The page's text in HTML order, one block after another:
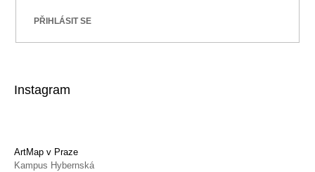
PŘIHLÁSIT SE
Instagram
ArtMap v Praze
Kampus Hybernská